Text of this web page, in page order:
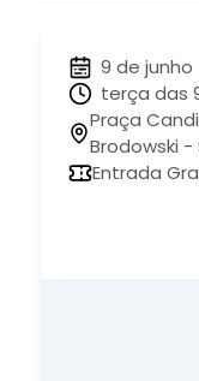
9 de junho
terça das
Praça
Brodowski -
Entrada